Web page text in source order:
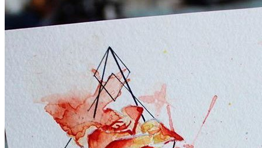
武汉老兵纹身微信
： 服务号：laobingwenshen 订阅号：laobing66666 打造国
文资讯！精美纹身图案及手稿 纹身作品 一站搞定！回复相
问千万素材的微官网，中国最强最全纹身图案尽在其中！